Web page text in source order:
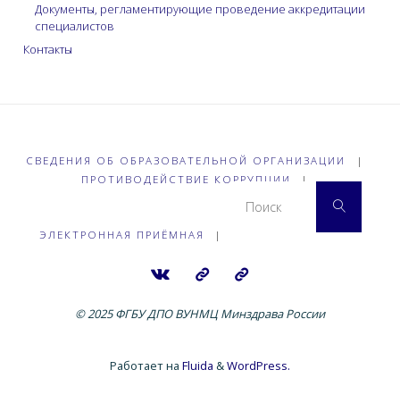
Документы, регламентирующие проведение аккредитации
специалистов
Контакты
СВЕДЕНИЯ ОБ ОБРАЗОВАТЕЛЬНОЙ ОРГАНИЗАЦИИ
|
ПРОТИВОДЕЙСТВИЕ КОРРУПЦИИ
|
ЭЛЕКТРОННАЯ ПРИЁМНАЯ |
Поиск
© 2025 ФГБУ ДПО ВУНМЦ Минздрава России
Работает на Fluida &WordPress.